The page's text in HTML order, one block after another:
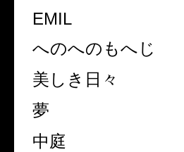
EMIL
へのへのもへじ
美しき日々
夢
中庭